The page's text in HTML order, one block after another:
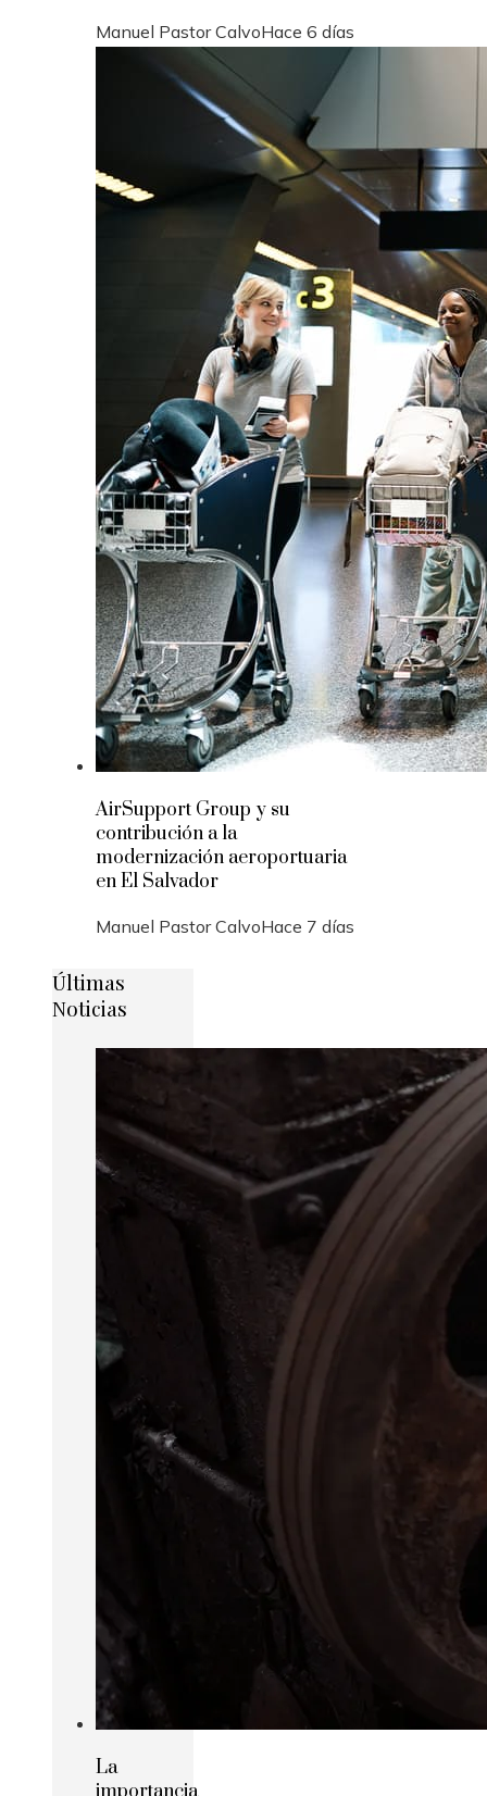
Manuel Pastor CalvoHace 6 días
AirSupport Group y su
contribución a la
modernización aeroportuaria
en El Salvador
Manuel Pastor CalvoHace 7 días
Últimas
Noticias
La